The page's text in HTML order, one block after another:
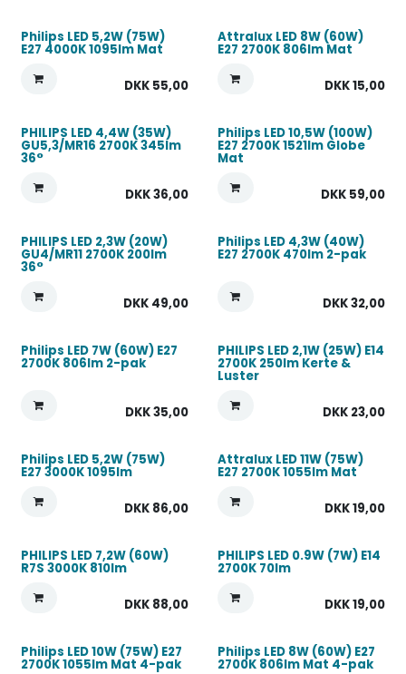
Philips LED 5,2W (75W)
E27 4000K 1095lm Mat
DKK 55,00
Attralux LED 8W (60W)
E27 2700K 806lm Mat
DKK15,00
PHILIPS LED 4,4W (35W)
GU5,3/MR16 2700K 345lm
36°
DKK36,00
Philips LED 10,5W (100W)
E27 2700K 1521lm Globe
Mat
DKK 59,00
PHILIPS LED 2,3W (20W)
GU4/MR11 2700K 200lm
36°
DKK 49,00
Philips LED 4,3W (40W)
E27 2700K 470lm 2-pak
DKK32,00
Philips LED 7W (60W) E27
2700K 806lm 2-pak
DKK35,00
PHILIPS LED 2,1W (25W) E14
2700K 250lm Kerte &
Luster
DKK 23,00
Philips LED 5,2W (75W)
E27 3000K 1095lm
DKK 86,00
Attralux LED 11W (75W)
E27 2700K 1055lm Mat
DKK19,00
PHILIPS LED 7,2W (60W)
R7S 3000K 810lm
DKK 88,00
PHILIPS LED 0.9W (7W) E14
2700K 70lm
DKK19,00
Philips LED 10W (75W) E27
2700K 1055lm Mat 4-pak
Philips LED 8W (60W) E27
2700K 806lm Mat 4-pak